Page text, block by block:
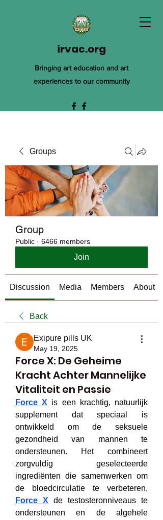
irvac.org
Bringing art education and art
experiences to our community
Groups
Group
Public · 6466 members
Join
Discussion Media Members About
Back
Exipure pills UK
May 19, 2025
Force X: De Geheime
Kracht Achter Mannelijke
Vitaliteit en Passie
Force X is een krachtig, natuurlijk
supplement dat speciaal is
ontwikkeld om de seksuele
gezondheid van mannen te
ondersteunen. Het combineert
zorgvuldig geselecteerde
ingrediënten die samenwerken om
Force X de testosteronniveaus te
ondersteunen en de algehele